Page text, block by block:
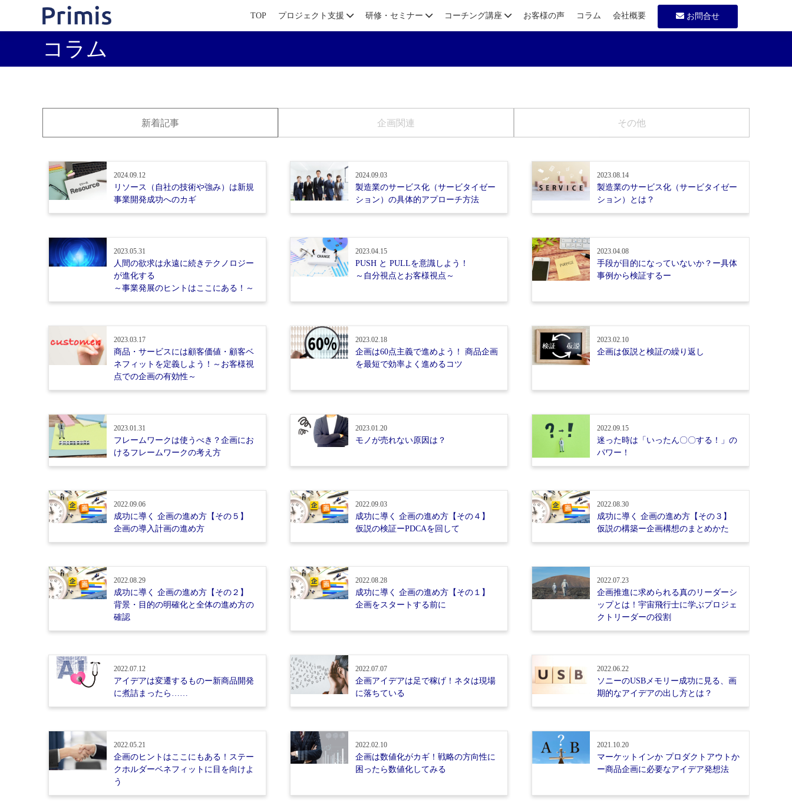
TOP プロジェクト支援 研修・セミナー コーチング講座 お客様の声 コラム 会社概要 お問合せ
コラム
新着記事 企画関連 その他
2024.09.12
リソース（自社の技術や強み）は新規
事業開発成功へのカギ
2024.09.03
製造業のサービス化（サービタイゼー
ション）の具体的アプローチ方法
2023.08.14
製造業のサービス化（サービタイゼー
ション）とは？
2023.05.31
人間の欲求は永遠に続きテクノロジー
が進化する
～事業発展のヒントはここにある！～
2023.04.15
PUSH と PULLを意識しよう！
～自分視点とお客様視点～
2023.04.08
手段が目的になっていないか？ー具体
事例から検証するー
2023.03.17
商品・サービスには顧客価値・顧客ベ
ネフィットを定義しよう！～お客様視
点での企画の有効性～
2023.02.18
企画は60点主義で進めよう！ 商品企画
を最短で効率よく進めるコツ
2023.02.10
企画は仮説と検証の繰り返し
2023.01.31
フレームワークは使うべき？企画にお
けるフレームワークの考え方
2023.01.20
モノが売れない原因は？
2022.09.15
迷った時は「いったん〇〇する！」の
パワー！
2022.09.06
成功に導く 企画の進め方【その５】
企画の導入計画の進め方
2022.09.03
成功に導く 企画の進め方【その４】
仮説の検証ーPDCAを回して
2022.08.30
成功に導く 企画の進め方【その３】
仮説の構築ー企画構想のまとめかた
2022.08.29
成功に導く 企画の進め方【その２】
背景・目的の明確化と全体の進め方の
確認
2022.08.28
成功に導く 企画の進め方【その１】
企画をスタートする前に
2022.07.23
企画推進に求められる真のリーダーシ
ップとは！宇宙飛行士に学ぶプロジェ
クトリーダーの役割
2022.07.12
アイデアは変遷するものー新商品開発
に煮詰まったら……
2022.07.07
企画アイデアは足で稼げ！ネタは現場
に落ちている
2022.06.22
ソニーのUSBメモリー成功に見る、画
期的なアイデアの出し方とは？
2022.05.21
企画のヒントはここにもある！ステー
クホルダーベネフィットに目を向けよ
う
2022.02.10
企画は数値化がカギ！戦略の方向性に
困ったら数値化してみる
2021.10.20
マーケットインか プロダクトアウトか
ー商品企画に必要なアイデア発想法